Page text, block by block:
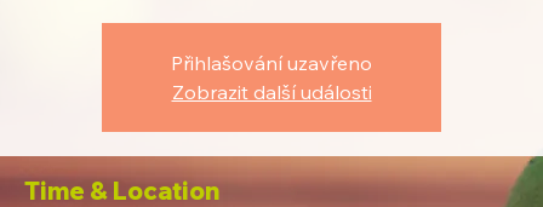
Přihlašování uzavřeno
Zobrazit další události
Time & Location